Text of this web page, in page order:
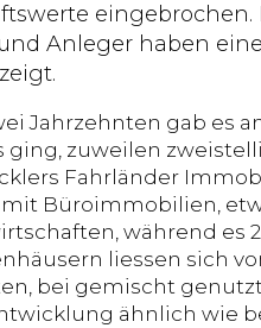
eingebrochen.
Anleger haben
Jahrzehnten gab es
ging, zuweilen
Fahrländer
Büroimmobilien,
während es
liessen sich
bei gemischt
ähnlich wie